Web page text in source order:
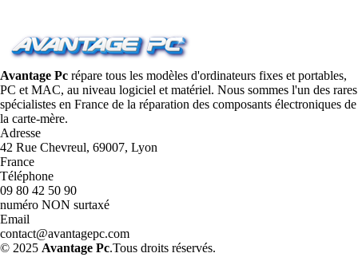
Avantage Pc répare tous les modèles d'ordinateurs fixes et portables,
PC et MAC, au niveau logiciel et matériel. Nous sommes l'un des rares
spécialistes en France de la réparation des composants électroniques de
la carte-mère.
Adresse
42 Rue Chevreul, 69007, Lyon
France
Téléphone
09 80 42 50 90
numéro NON surtaxé
Email
contact@avantagepc.com
© 2025 Avantage Pc.Tous droits réservés.